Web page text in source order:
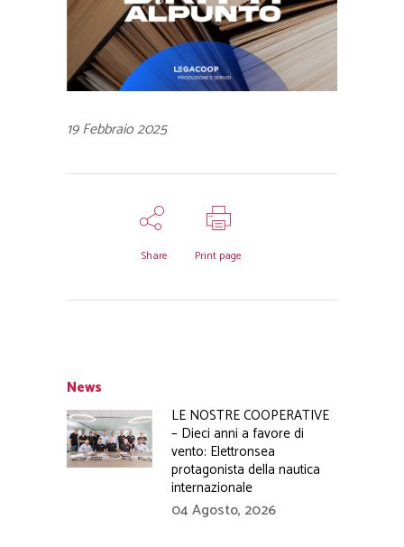
19 Febbraio 2025
Share Print page
News
LE NOSTRE COOPERATIVE
– Dieci anni a favore di
vento: Elettronsea
protagonista della nautica
internazionale
04 Agosto, 2026